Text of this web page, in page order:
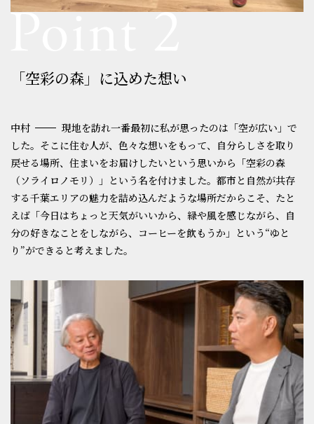
「空彩の森」に込めた想い
中村
現地を訪れ一番最初に私が思ったのは「空が広い」で
した。そこに住む人が、色々な想いをもって、自分らしさを取り
戻せる場所、住まいをお届けしたいという思いから「空彩の森
（ソライロノモリ）」という名を付けました。都市と自然が共存
する千葉エリアの魅力を詰め込んだような場所だからこそ、たと
えば「今日はちょっと天気がいいから、緑や風を感じながら、自
分の好きなことをしながら、コーヒーを飲もうか」という“ゆと
り”ができると考えました。